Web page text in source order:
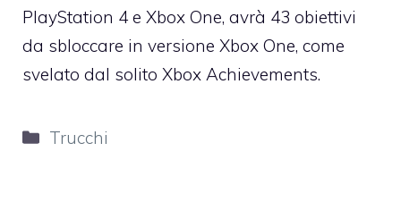
PlayStation 4 e Xbox One, avrà 43 obiettivi
da sbloccare in versione Xbox One, come
svelato dal solito Xbox Achievements.
Categorie
Trucchi